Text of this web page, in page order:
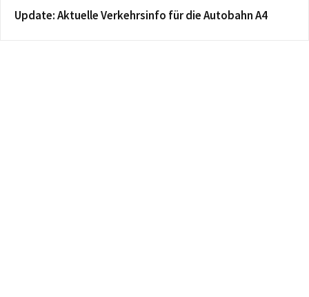
Update: Aktuelle Verkehrsinfo für die Autobahn A4